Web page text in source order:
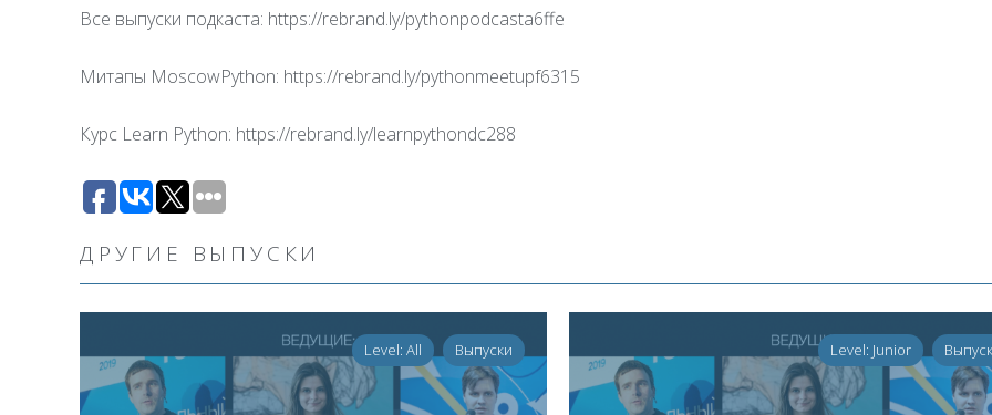
Все выпуски подкаста: https://rebrand.ly/pythonpodcasta6ffe
Митапы MoscowPython: https://rebrand.ly/pythonmeetupf6315
Курс Learn Python: https://rebrand.ly/learnpythondc288
ДРУГИЕ ВЫПУСКИ
Level: All Выпуски Level: Junior